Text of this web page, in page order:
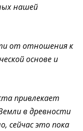
нашей
от отношения к
основе и
привлекает
в древности
сейчас это пока